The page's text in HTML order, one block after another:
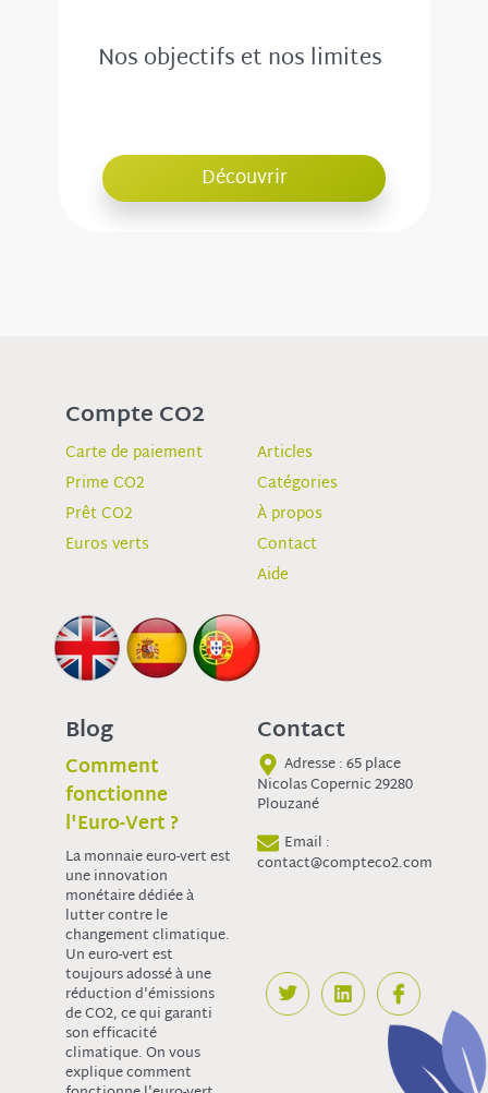
Nos objectifs et nos limites
Découvrir
Compte CO2
Carte de paiement
Prime CO2
Prêt CO2
Euros verts
Articles
Catégories
À propos
Contact
Aide
Blog
Comment
fonctionne
l'Euro-Vert ?
La monnaie euro-vert est
une innovation
monétaire dédiée à
lutter contre le
changement climatique.
Un euro-vert est
toujours adossé à une
réduction d'émissions
de CO2, ce qui garanti
son efficacité
climatique. On vous
explique comment
Contact
Adresse : 65 place
Nicolas Copernic 29280
Plouzané
Email :
contact@compteco2.com